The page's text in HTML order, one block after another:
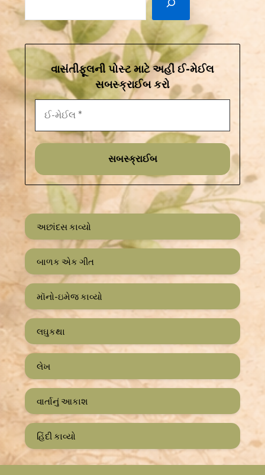
વાસંતીફૂલની પોસ્ટ માટે અહીં ઈ-મેઈલ
સબસ્ક્રાઈબ કરો
અછાંદસ કાવ્યો
બાળક એક ગીત
મૉનો-ઇમેજ કાવ્યો
લઘુકથા
લેખ
વાર્તાનું આકાશ
હિંદી કાવ્યો